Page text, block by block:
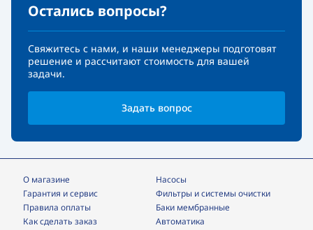
Остались вопросы?
Свяжитесь с нами, и наши менеджеры подготовят
решение и рассчитают стоимость для вашей
задачи.
Задать вопрос
О магазине
Гарантия и сервис
Правила оплаты
Как сделать заказ
Насосы
фильтры и системы очистки
Баки мембранные
Автоматика